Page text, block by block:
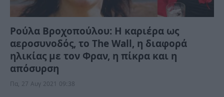
Ρούλα Βροχοπούλου: Η καριέρα ως
αεροσυνοδός, το The Wall, η διαφορά
ηλικίας με τον Φραν, η πίκρα και η
απόσυρση
Πα, 27 Αυγ 2021 09:38